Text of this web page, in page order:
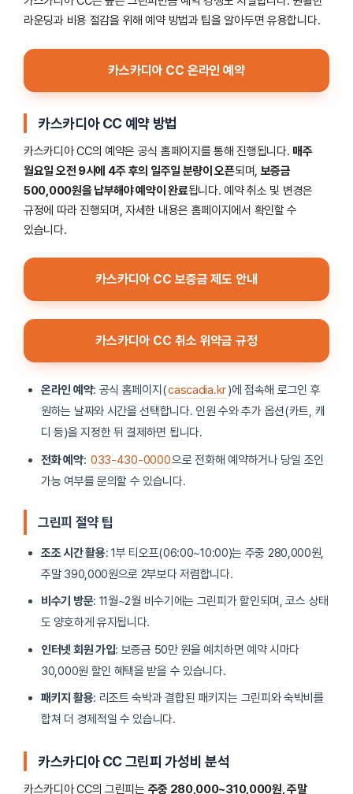
라운딩과 비용 절감을 위해 예약 방법과 팁을 알아두면 유용합니다.
카스카디아 CC 온라인 예약
카스카디아 CC 예약 방법
카스카디아 CC의 예약은 공식 홈페이지를 통해 진행됩니다. 매주
월요일 오전 9시에 4주 후의 일주일 분량이 오픈되며, 보증금
500,000원을 납부해야 예약이 완료됩니다. 예약 취소 및 변경은
규정에 따라 진행되며, 자세한 내용은 홈페이지에서 확인할 수
있습니다. ​
카스카디아 CC 보증금 제도 안내
카스카디아 CC 취소 위약금 규정
온라인 예약: 공식 홈페이지(cascadia.kr)에 접속해 로그인 후
원하는 날짜와 시간을 선택합니다. 인원 수와 추가 옵션(카트, 캐
디 등)을 지정한 뒤 결제하면 됩니다.
전화 예약: 033-430-0000으로 전화해 예약하거나 당일 조인
가능 여부를 문의할 수 있습니다.
그린피 절약 팁
조조 시간 활용: 1부 티오프(06:00~10:00)는 주중 280,000원,
주말 390,000원으로 2부보다 저렴합니다.
비수기 방문: 11월~2월 비수기에는 그린피가 할인되며, 코스 상태
도 양호하게 유지됩니다.
인터넷 회원 가입: 보증금 50만 원을 예치하면 예약 시마다
30,000원 할인 혜택을 받을 수 있습니다.
패키지 활용: 리조트 숙박과 결합된 패키지는 그린피와 숙박비를
합쳐 더 경제적일 수 있습니다.
카스카디아 CC 그린피 가성비 분석
카스카디아 CC의 그린피는 주중 280,000~310,000원, 주말